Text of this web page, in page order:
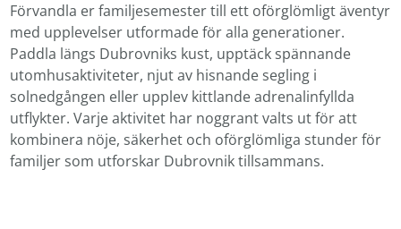
Förvandla er familjesemester till ett oförglömligt äventyr
med upplevelser utformade för alla generationer.
Paddla längs Dubrovniks kust, upptäck spännande
utomhusaktiviteter, njut av hisnande segling i
solnedgången eller upplev kittlande adrenalinfyllda
utflykter. Varje aktivitet har noggrant valts ut för att
kombinera nöje, säkerhet och oförglömliga stunder för
familjer som utforskar Dubrovnik tillsammans.